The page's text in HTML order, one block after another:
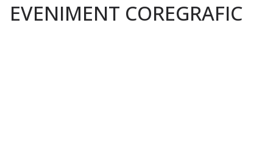
EVENIMENT COREGRAFIC